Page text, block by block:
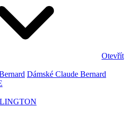
Otevřít
Dámské Claude Bernard